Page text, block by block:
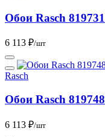
Обои Rasch 819731
6 113 ₽/шт
Rasch
Обои Rasch 819748
6 113 ₽/шт